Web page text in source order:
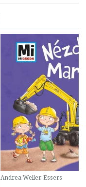
Andrea Weller-Essers